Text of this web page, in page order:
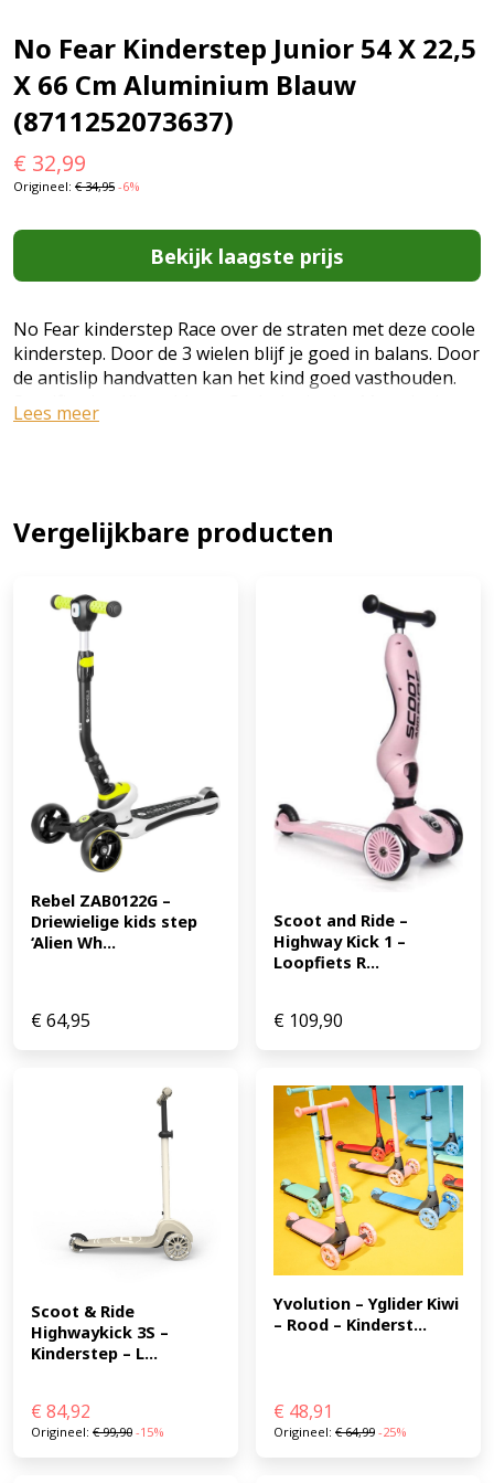
No Fear Kinderstep Junior 54 X 22,5
X 66 Cm Aluminium Blauw
(8711252073637)
€ 32,99
Origineel: €34,95 -6%
Bekijk laagste prijs
No Fear kinderstep Race over de straten met deze coole
kinderstep. Door de 3 wielen blijf je goed in balans. Door
de antislip handvatten kan het kind goed vasthouden.
Specificaties: Kleur: blauw Geslacht: junior Materiaal
frame: aluminium Materiaal platform: kunststof
8711252073637)
Lees meer
Vergelijkbare producten
Rebel ZAB0122G –
Driewielige kids step
‘Alien Wh...
€64,95
Scoot and Ride –
Highway Kick 1 –
Loopfiets R...
€ 109,90
Scoot & Ride
Highwaykick 3S –
Kinderstep – L...
€ 84,92
Origineel: €99,90 -15%
Yvolution – Yglider Kiwi
– Rood – Kinderst...
€ 48,91
Origineel: €64,99 -25%